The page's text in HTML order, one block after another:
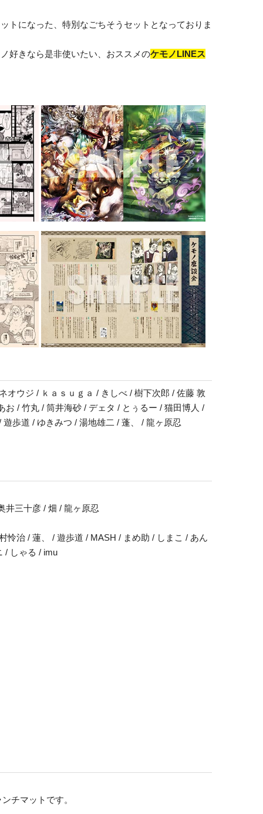
トになった、特別なごちそうセットとなっておりま
好きなら是非使いたい、おススメのケモノLINEス
オウジ / ｋａｓｕｇａ / きしべ / 樹下次郎 / 佐藤 敦
/ 竹丸 / 筒井海砂 / デェタ / とぅるー / 猫田博人 /
歩道 / ゆきみつ / 湯地雄二 / 蓬、 / 龍ヶ原忍
井三十彦 / 畑 / 龍ヶ原忍
怜治 / 蓮、 / 遊歩道 / MASH / まめ助 / しまこ / あん
/ しゃる / imu
チマットです。